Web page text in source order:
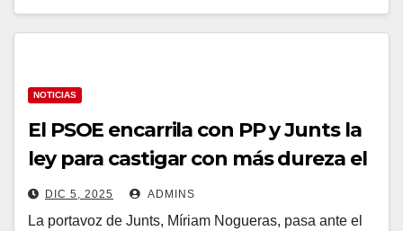
NOTICIAS
El PSOE encarrila con PP y Junts la
ley para castigar con más dureza el
hurto reiterado y así reconstruir los
puentes con Puigdemont
DIC 5, 2025 ADMINS
La portavoz de Junts, Míriam Nogueras, pasa ante el